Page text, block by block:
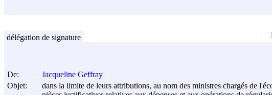
De:
Jacqueline Geffray
Objet:
dans la limite de leurs attributions, au nom des ministres chargés de
délégation de signature